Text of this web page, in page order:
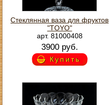
Стеклянная ваза для фруктов
"TOYO"
арт. 81000408
3900 руб.
Купить